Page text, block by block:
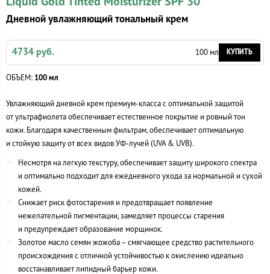
Дневной увлажняющий тональный крем
4734 руб. 100 мл КУПИТЬ
ОБЪЕМ: 100 мл
Увлажняющий дневной крем премиум-класса с оптимальной защитой
от ультрафиолета обеспечивает естественное покрытие и ровный тон
кожи. Благодаря качественным фильтрам, обеспечивает оптимальную
и стойкую защиту от всех видов УФ-лучей (UVA & UVB).
Несмотря на легкую текстуру, обеспечивает защиту широкого спектра
и оптимально подходит для ежедневного ухода за нормальной и сухой
кожей.
Снижает риск фотостарения и предотвращает появление
нежелательной пигментации, замедляет процессы старения
и предупреждает образование морщинок.
Золотое масло семян жожоба – смягчающее средство растительного
происхождения с отличной устойчивостью к окислению идеально
восстанавливает липидный барьер кожи.